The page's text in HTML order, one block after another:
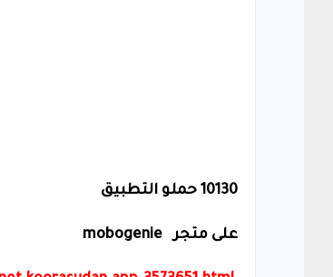
10130 حملو التطبيق
على متجرmobogenie